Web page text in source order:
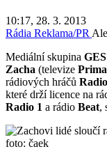
10:17, 28. 3. 2013
Rádia Reklama/PR
Mediální skupina
Zacha (televize
rádiových hráčů
které drží licence na
Radio 1 a rádio Beat,
foto: čaek